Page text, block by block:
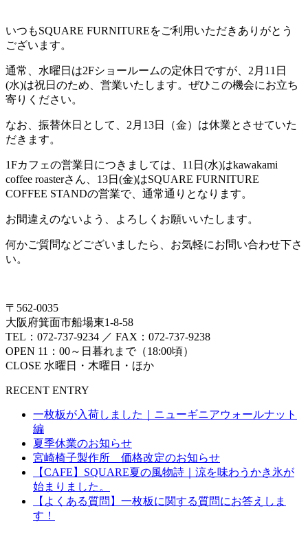
いつもSQUARE FURNITUREをご利用いただきありがとう
ございます。
通常、水曜日は2Fショールームの定休日ですが、2月11日
(水)は祝日のため、営業いたします。ぜひこの機会にお立ち
寄りください。
なお、振替休日として、2月13日（金）は休業とさせていた
だきます。
1Fカフェの営業日につきましては、11日(水)はkawakami
coffee roasterさん、13日(金)はSQUARE FURNITURE
COFFEE STANDの営業で、通常通りとなります。
お間違えのないよう、よろしくお願いいたします。
何かご質問などございましたら、お気軽にお問い合わせ下さ
い。
〒562-0035
大阪府箕面市船場東1-8-58
TEL：072-737-9234 ／ FAX：072-737-9238
OPEN 11：00～日暮れまで（18:00頃）
CLOSE 水曜日・木曜日・ほか
RECENT ENTRY
一枚板が入荷しました｜ニューギニアウォールナット
編
夏季休業のお知らせ
宮崎椅子製作所 価格改定のお知らせ
【CAFE】SQUARE夏の風物詩｜涼を味わうかき氷が
始まりました。
【よくある質問】一枚板に関する質問にお答えしま
す！